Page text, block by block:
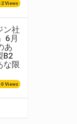
Views
ン社
6月
あ
B2
な限
Views